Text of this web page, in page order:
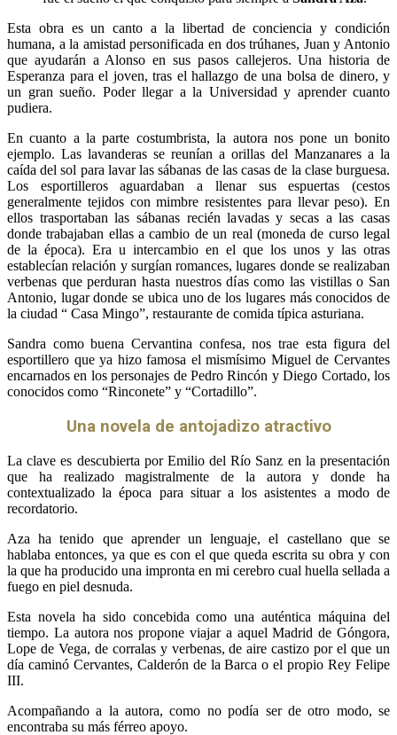
Esta obra es un canto a la libertad de conciencia y condición
humana, a la amistad personificada en dos trúhanes, Juan y Antonio
que ayudarán a Alonso en sus pasos callejeros. Una historia de
Esperanza para el joven, tras el hallazgo de una bolsa de dinero, y
un gran sueño. Poder llegar a la Universidad y aprender cuanto
pudiera.
En cuanto a la parte costumbrista, la autora nos pone un bonito
ejemplo. Las lavanderas se reunían a orillas del Manzanares a la
caída del sol para lavar las sábanas de las casas de la clase burguesa.
Los esportilleros aguardaban a llenar sus espuertas (cestos
generalmente tejidos con mimbre resistentes para llevar peso). En
ellos trasportaban las sábanas recién lavadas y secas a las casas
donde trabajaban ellas a cambio de un real (moneda de curso legal
de la época). Era u intercambio en el que los unos y las otras
establecían relación y surgían romances, lugares donde se realizaban
verbenas que perduran hasta nuestros días como las vistillas o San
Antonio, lugar donde se ubica uno de los lugares más conocidos de
la ciudad “ Casa Mingo”, restaurante de comida típica asturiana.
Sandra como buena Cervantina confesa, nos trae esta figura del
esportillero que ya hizo famosa el mismísimo Miguel de Cervantes
encarnados en los personajes de Pedro Rincón y Diego Cortado, los
conocidos como “Rinconete” y “Cortadillo”.
Una novela de antojadizo atractivo
La clave es descubierta por Emilio del Río Sanz en la presentación
que ha realizado magistralmente de la autora y donde ha
contextualizado la época para situar a los asistentes a modo de
recordatorio.
Aza ha tenido que aprender un lenguaje, el castellano que se
hablaba entonces, ya que es con el que queda escrita su obra y con
la que ha producido una impronta en mi cerebro cual huella sellada a
fuego en piel desnuda.
Esta novela ha sido concebida como una auténtica máquina del
tiempo. La autora nos propone viajar a aquel Madrid de Góngora,
Lope de Vega, de corralas y verbenas, de aire castizo por el que un
día caminó Cervantes, Calderón de la Barca o el propio Rey Felipe
III.
Acompañando a la autora, como no podía ser de otro modo, se
encontraba su más férreo apoyo.